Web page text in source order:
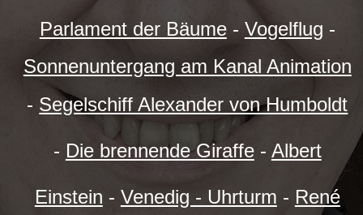
Parlament der Bäume- Vogelflug -
Sonnenuntergang am Kanal Animation
- Segelschiff Alexander von Humboldt
- Die brennende Giraffe- Albert
Einstein - Venedig - Uhrturm - René